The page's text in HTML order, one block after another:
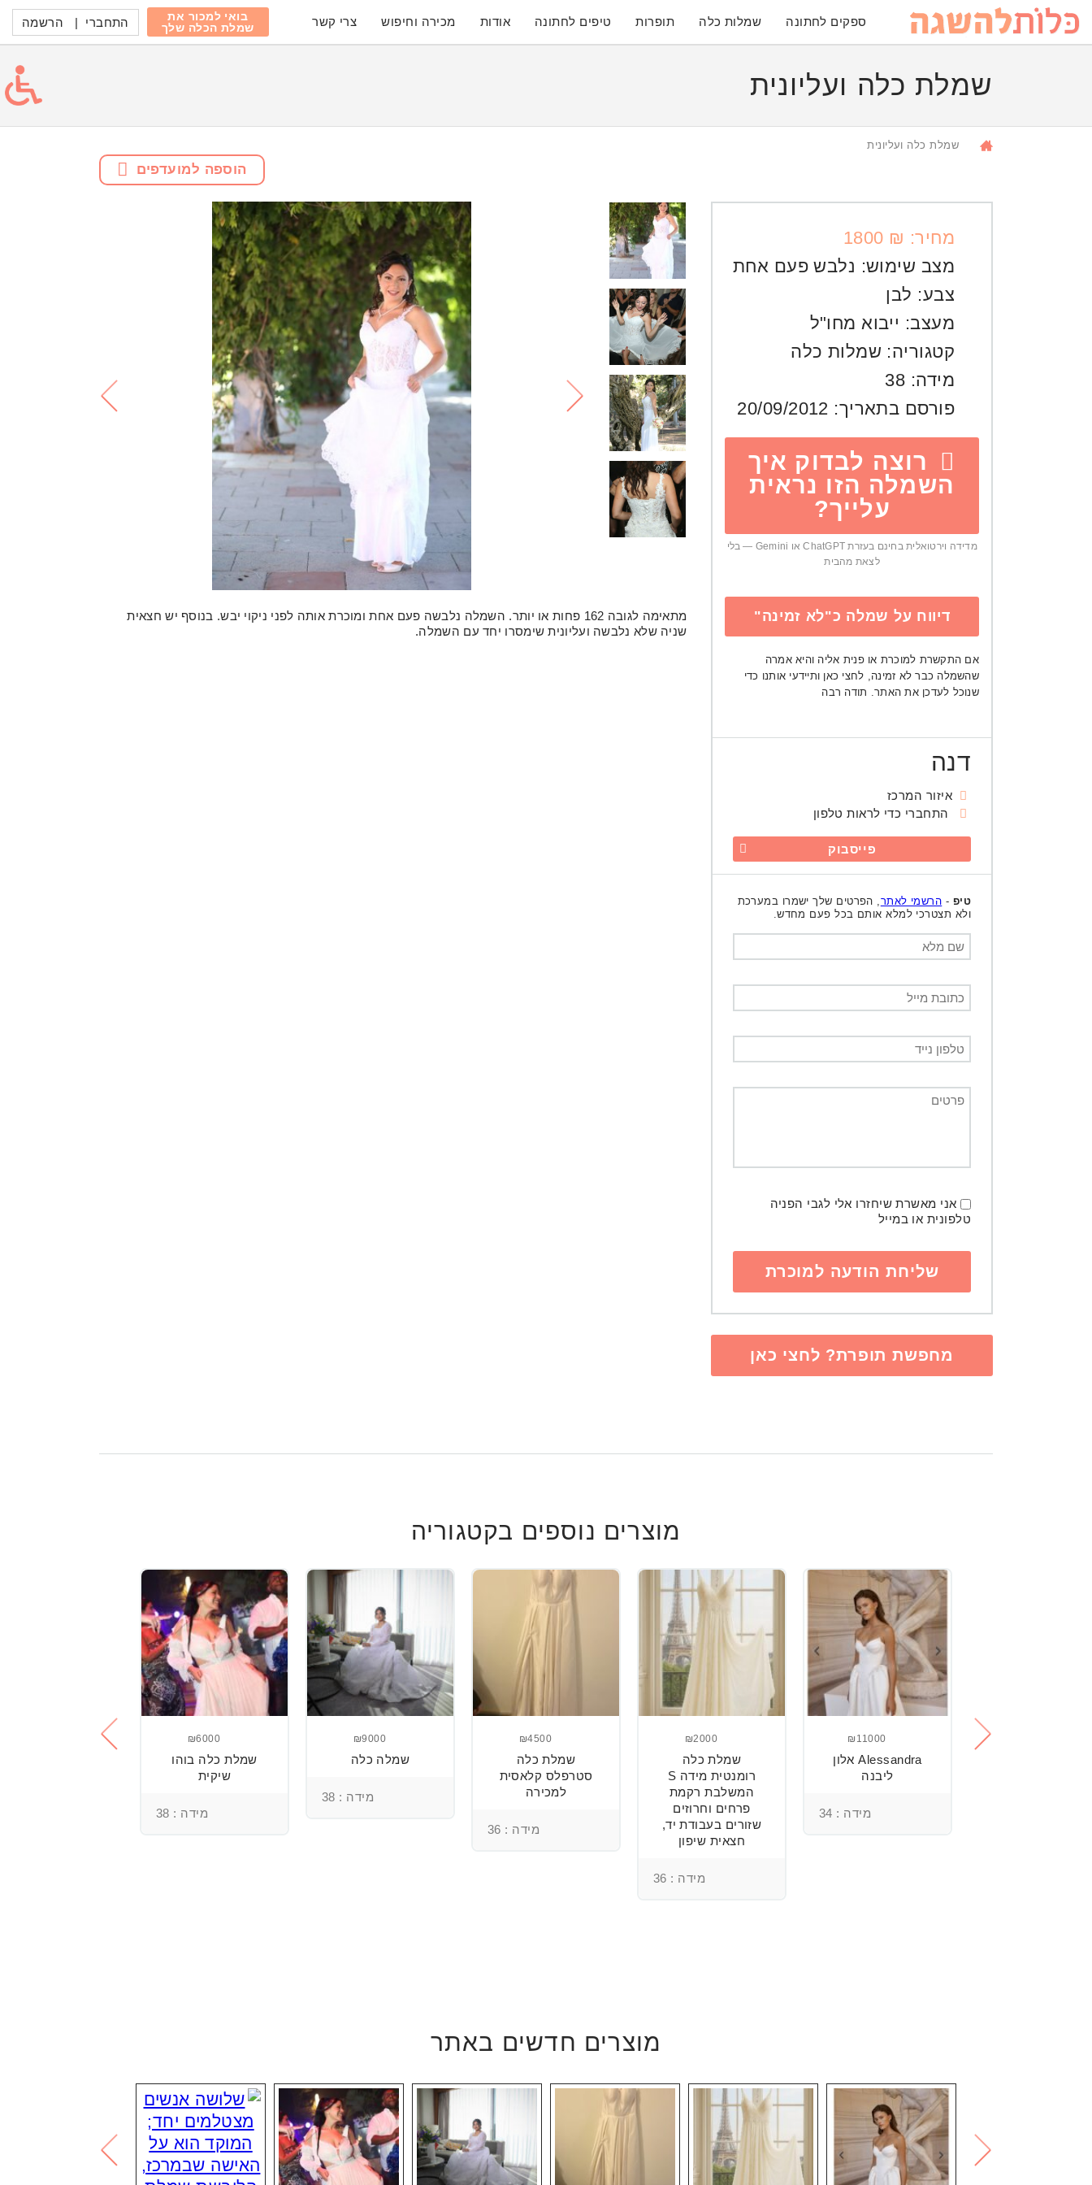
ספקים לחתונה שמלות כלה תופרות טיפים לחתונה אודות מכירה וחיפוש צרי קשר
בואי למכור את
שמלת הכלה שלך
התחברי | הרשמה
שמלת כלה ועליונית
שמלת כלה ועליונית
הוספה למועדפים
מחיר: ₪ 1800
מצב שימוש: נלבש פעם אחת
צבע: לבן
מעצב: ייבוא מחו"ל
קטגוריה: שמלות כלה
מידה: 38
פורסם בתאריך: 20/09/2012
רוצה לבדוק איך
השמלה הזו נראית
עלייך?
מדידה וירטואלית בחינם בעזרת ChatGPT או Gemini — בלי
לצאת מהבית
דיווח על שמלה כ"לא זמינה"
אם התקשרת למוכרת או פנית אליה והיא אמרה
שהשמלה כבר לא זמינה, לחצי כאן ותיידעי אותנו כדי
שנוכל לעדכן את האתר. תודה רבה
דנה
איזור המרכז
התחברי כדי לראות טלפון
פייסבוק
טיפ - הרשמי לאתר , הפרטים שלך ישמרו במערכת
ולא תצטרכי למלא אותם בכל פעם מחדש.
אני מאשרת שיחזרו אלי לגבי הפניה
טלפונית או במייל
מחפשת תופרת? לחצי כאן
מתאימה לגובה 162 פחות או יותר. השמלה נלבשה פעם אחת ומוכרת אותה לפני ניקוי יבש. בנוסף יש חצאית
שניה שלא נלבשה ועליונית שימסרו יחד עם השמלה.
מוצרים נוספים בקטגוריה
₪11000
Alessandra אלון
ליבנה
מידה : 34
₪2000
שמלת כלה
רומנטית מידה S
המשלבת רקמת
פרחים וחרוזים
שזורים בעבודת יד,
חצאית שיפון
מידה : 36
₪4500
שמלת כלה
סטרפלס קלאסית
למכירה
מידה : 36
₪9000
שמלה כלה
מידה : 38
₪6000
שמלת כלה בוהו
שיקית
מידה : 38
מוצרים חדשים באתר